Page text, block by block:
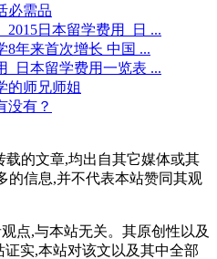
必需品
2015日本留学费用_日 ...
8年来首次增长 中国 ...
_日本留学费用一览表 ...
的师兄师姐
没有？
载的文章,均出自其它媒体或其
的信息,并不代表本站赞同其观
点,与本站无关。其原创性以及
实,本站对该文以及其中全部